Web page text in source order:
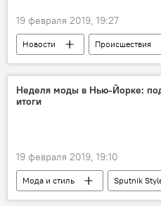
19 февраля 2019, 19:27
Новости Происшествия
Азербайджан
Неделя моды в Нью-Йорке:
итоги
19 февраля 2019, 19:10
Мода и стиль Sputnik